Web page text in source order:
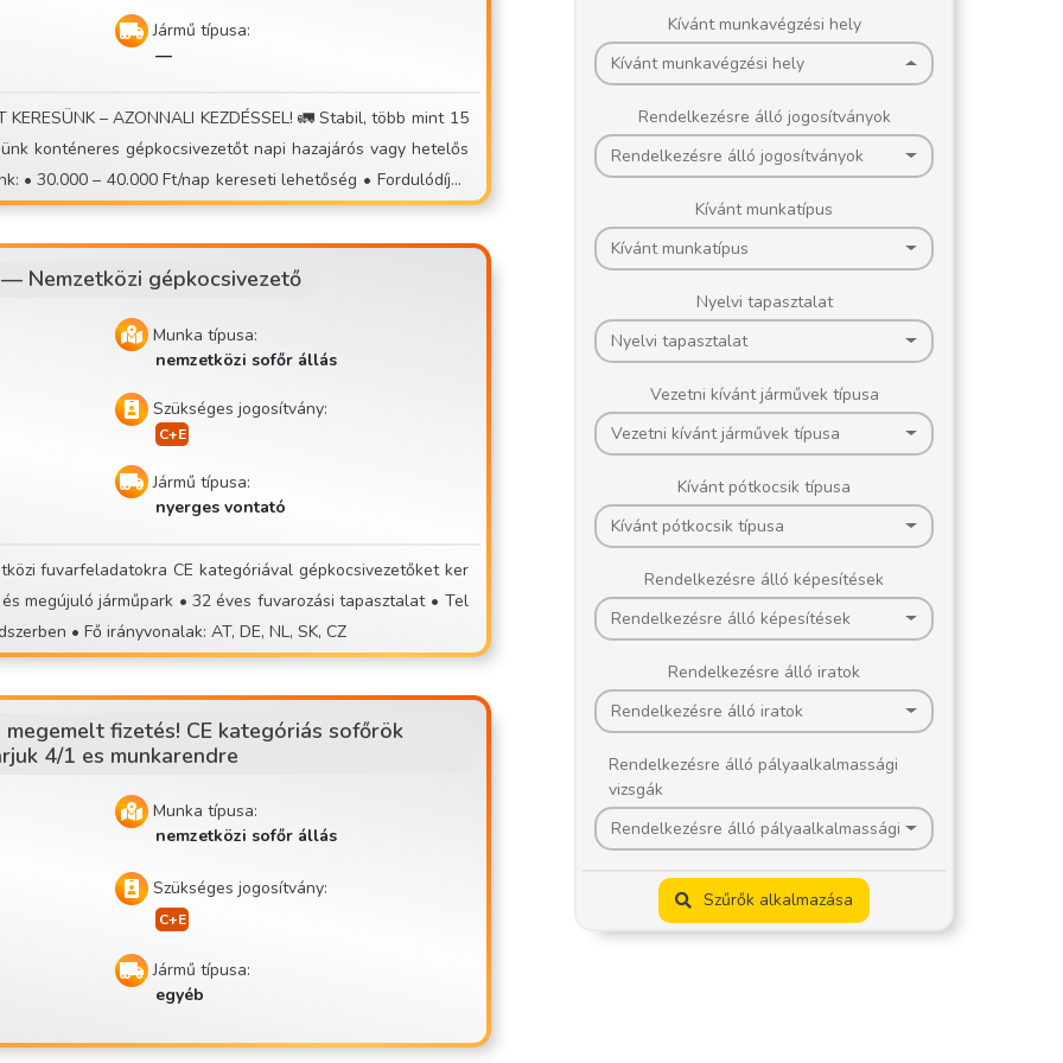
Jármű típusa:
—
helyekből vagy kiszámíthatatlan munkából, válts egy
— Nemzetközi gépkocsivezető
Munka típusa:
nemzetközi sofőr állás
Szükséges jogosítvány:
Jármű típusa:
nyerges vontató
ephelyi indulás, fix kocsis rendszerben • Fő irányvonalak: AT, DE, NL, SK, CZ
megemelt fizetés! CE kategóriás sofőrök
4/1 es munkarendre
Munka típusa:
nemzetközi sofőr állás
Szükséges jogosítvány:
Jármű típusa:
egyéb
Kívánt munkavégzési hely
Kívánt munkavégzési hely
Rendelkezésre álló jogosítványok
Rendelkezésre álló jogosítványok
Kívánt munkatípus
Kívánt munkatípus
Nyelvi tapasztalat
Nyelvi tapasztalat
Vezetni kívánt járművek típusa
Vezetni kívánt járművek típusa
Kívánt pótkocsik típusa
Kívánt pótkocsik típusa
Rendelkezésre álló képesítések
Rendelkezésre álló képesítések
Rendelkezésre álló iratok
Rendelkezésre álló iratok
Rendelkezésre álló pályaalkalmassági
vizsgák
Rendelkezésre álló pályaalkalmassági vizsgák
Szűrők alkalmazása